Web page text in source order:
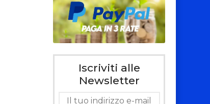
Iscriviti alle
Newsletter